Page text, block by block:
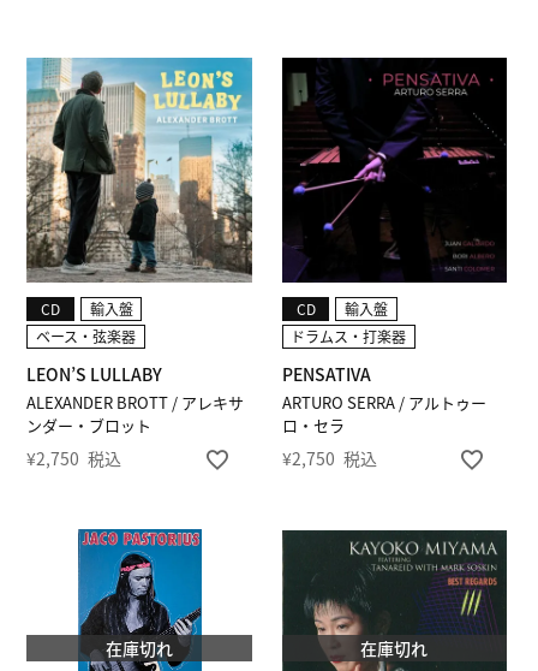
ALEXANDER BROTT / アレキサ
ンダー・ブロット
LEON’S LULLABY
CD
輸入盤
ベース・弦楽器
¥2,750 税込
ARTURO SERRA / アルトゥー
ロ・セラ
PENSATIVA
CD
輸入盤
ドラムス・打楽器
¥2,750 税込
在庫切れ 在庫切れ